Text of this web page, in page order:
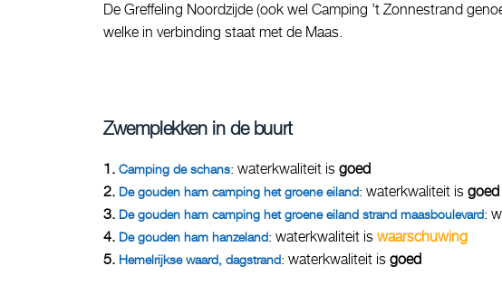
De Greffeling Noordzijde (ook wel Camping ’t Zonnestrand
welke in verbinding staat met de Maas.
Zwemplekken in de buurt
1. Camping de schans: waterkwaliteit is goed
2. De gouden ham camping het groene eiland: waterkwaliteit is goed
3. De gouden ham camping het groene eiland strand maasboulevard:
4. De gouden ham hanzeland: waterkwaliteit is waarschuwing
5. Hemelrijkse waard, dagstrand: waterkwaliteit is goed